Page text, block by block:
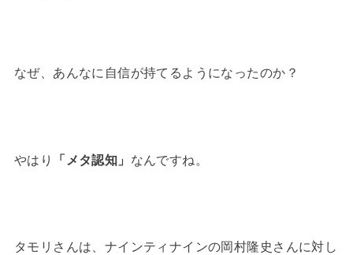
なぜ、あんなに自信が持てるようになったのか？
やはり 「メタ認知」 なんですね。
タモリさんは、ナインティナインの岡村隆史さんに対し